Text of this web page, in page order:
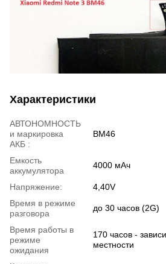
Характеристики
АВТОНОМНОСТЬ
и маркировка
АКБ :
BM46
Емкость
аккумулятора
4000 мАч
Напряжение:
4,40V
Время в режиме
разговора
до 30 часов (2G)
Время работы в
режиме
ожидания
170 часов -
местности